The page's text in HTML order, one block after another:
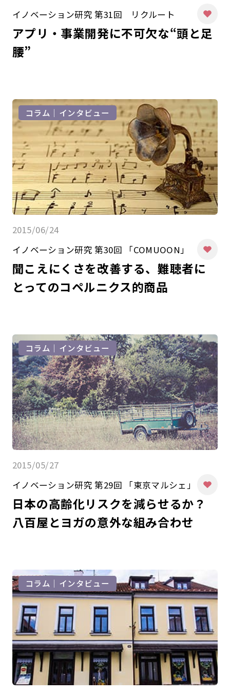
イノベーション研究 第31回 リクルート
アプリ・事業開発に不可欠な“頭と足
腰”
コラム｜インタビュー
2015/06/24
イノベーション研究 第30回 「COMUOON」
聞こえにくさを改善する、難聴者に
とってのコペルニクス的商品
コラム｜インタビュー
2015/05/27
イノベーション研究 第29回 「東京マルシェ」
日本の高齢化リスクを減らせるか？
八百屋とヨガの意外な組み合わせ
コラム｜インタビュー